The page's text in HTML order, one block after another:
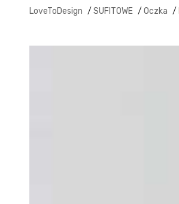
LoveToDesign / SUFITOWE / Oczka /